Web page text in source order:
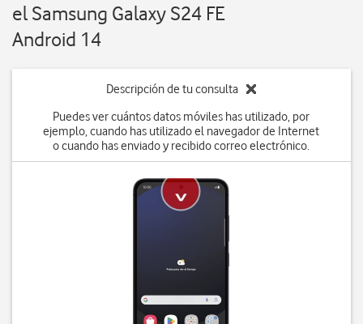
el Samsung Galaxy S24 FE
Android 14
Descripción de tu consulta
Puedes ver cuántos datos móviles has utilizado, por
ejemplo, cuando has utilizado el navegador de Internet
o cuando has enviado y recibido correo electrónico.